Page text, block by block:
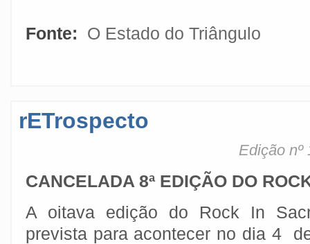
Fonte: O Estado do Triângulo
rETrospecto
Edição nº
CANCELADA 8ª EDIÇÃO DO
A oitava edição do Rock In
prevista para acontecer no dia 4